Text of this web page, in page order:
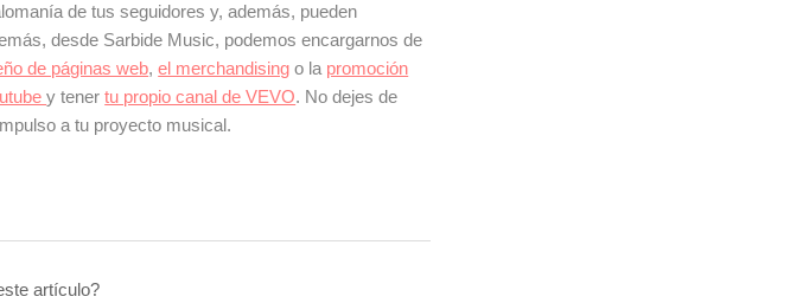
de tus seguidores y, además, pueden
desde Sarbide Music, podemos encargarnos de
de páginas web,el merchandising o la promoción
y tenertu propio canal de VEVO. No dejes de
a tu proyecto musical.
artículo?